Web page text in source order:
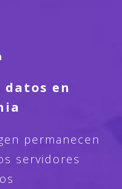
datos en
permanecen
servidores